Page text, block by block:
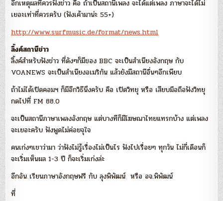
อีกเหตุผลที่ควรฟังข่าว คือ ถ้าเป็นสถานีเพลง จะได้แต่เพลง ภาษาจะได้ไม่
เยอะเท่าที่ควรครับ (ฟังเค้ามาน่ะ 55+)
http://www.surfmusic.de/format/news.html
ลิ้งค์สถานีข่าว
ลิ้งค์สำหรับฟังข่าว ที่ดังๆก็มีของ BBC จะเป็นสำเนียงอังกฤษ กับ
VOANEWS จะเป็นสำเนียงอเมริกัน แล้วยังมีสถานีอื่นๆอีกเพียบ
ถ้าไม่ได้เปิดคอมฯ ก็มีอีกวิธีนึงครับ คือ เปิดวิทยุ หรือ เสียบมือถือฟังวิทยุ
กดไปที่ FM 88.0
จะเป็นสถานีภาษาเพลงอังกฤษ แต่บางทีก็มีโฆษณาไทยแทรกบ้าง แต่เพลง
จะเยอะครับ ฟังพูดไม่ค่อยจุใจ
คนเก่งๆเขาว่ามา ว่าฟังไม่รู้เรื่องไม่เป็นไร ฟังไปเรื่อยๆ ทุกวัน ไม่กี่เดือนก็
จะเริ่มเห็นผล 1-3 ปี ก็จะเริ่มเก่งล่ะ
อีกอัน เรียนภาษาอังกฤษฟรี กับ ลุงพิพัฒน์ หรือ อจ.พิพัฒน์
ที่